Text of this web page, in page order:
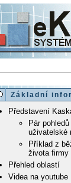
Základní
Představení
Pár
uživatelské
Příklad z
života firmy
Přehled oblastí
Videa na youtube